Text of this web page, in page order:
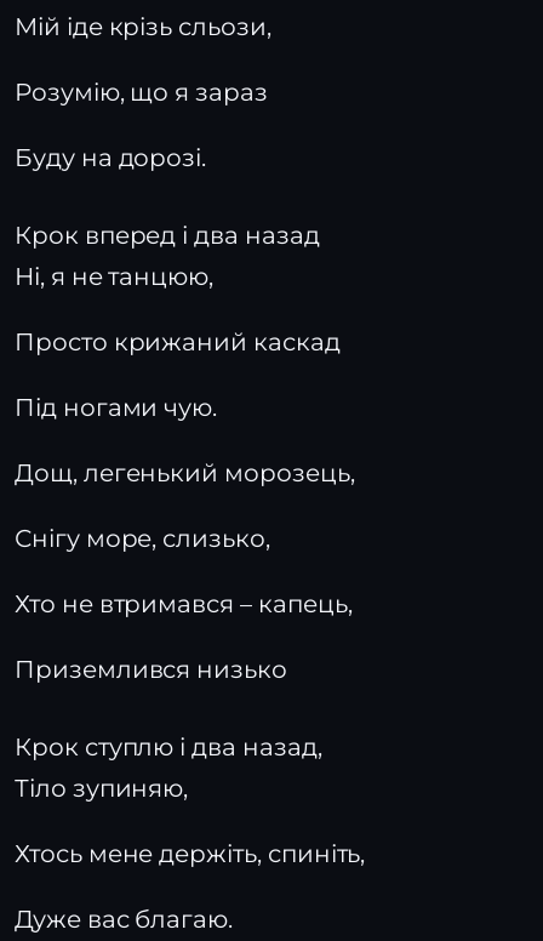
Мій іде крізь сльози,
Розумію, що я зараз
Буду на дорозі.
Крок вперед і два назад
Ні, я не танцюю,
Просто крижаний каскад
Під ногами чую.
Дощ, легенький морозець,
Снігу море, слизько,
Хто не втримався – капець,
Приземлився низько
Крок ступлю і два назад,
Тіло зупиняю,
Хтось мене держіть, спиніть,
Дуже вас благаю.